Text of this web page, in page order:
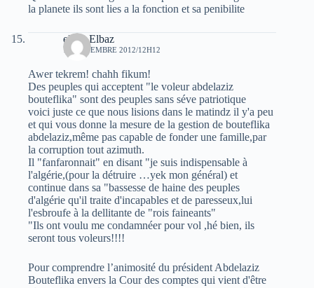
la planete ils sont lies a la fonction et sa penibilite
elvez Elbaz
14 NOVEMBRE 2012/12H12
Awer tekrem! chahh fikum!
Des peuples qui acceptent "le voleur abdelaziz
bouteflika" sont des peuples sans séve patriotique
voici juste ce que nous lisions dans le matindz il y'a peu
et qui vous donne la mesure de la gestion de bouteflika
abdelaziz,même pas capable de fonder une famille,par
la corruption tout azimuth.
Il "fanfaronnait" en disant "je suis indispensable à
l'algérie,(pour la détruire …yek mon général) et
continue dans sa "bassesse de haine des peuples
d'algérie qu'il traite d'incapables et de paresseux,lui
l'esbroufe à la dellitante de "rois faineants"
"Ils ont voulu me condamnéer pour vol ,hé bien, ils
seront tous voleurs!!!!
Pour comprendre l’animosité du président Abdelaziz
Bouteflika envers la Cour des comptes qui vient d'être